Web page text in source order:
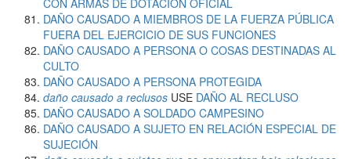
CON ARMAS DE DOTACIÓN OFICIAL
DAÑO CAUSADO A MIEMBROS DE LA FUERZA PÚBLICA
FUERA DEL EJERCICIO DE SUS FUNCIONES
DAÑO CAUSADO A PERSONA O COSAS DESTINADAS AL
CULTO
DAÑO CAUSADO A PERSONA PROTEGIDA
daño causado a reclusos USE DAÑO AL RECLUSO
DAÑO CAUSADO A SOLDADO CAMPESINO
DAÑO CAUSADO A SUJETO EN RELACIÓN ESPECIAL DE
SUJECIÓN